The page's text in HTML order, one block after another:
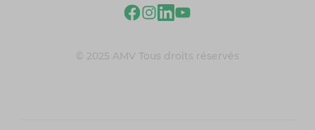
© 2025 AMV Tous droits réservés